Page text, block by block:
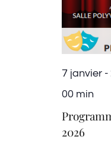
2026
7 janvier -
00 min